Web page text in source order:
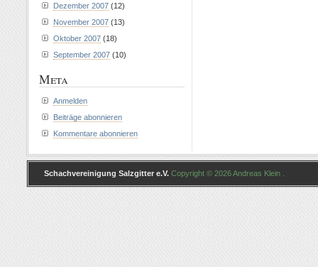
Dezember 2007 (12)
November 2007 (13)
Oktober 2007 (18)
September 2007 (10)
Meta
Anmelden
Beiträge abonnieren
Kommentare abonnieren
Schachvereinigung Salzgitter e.V. Copyright © 2026 Andreas Klein .